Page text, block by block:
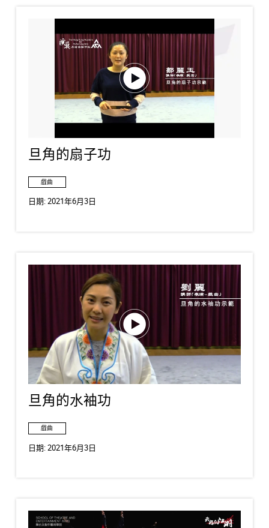
旦角的扇子功
戲曲
日期:2021年6月3日
旦角的水袖功
戲曲
日期:2021年6月3日